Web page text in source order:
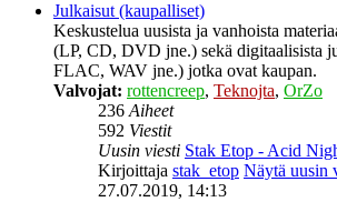
Julkaisut (kaupalliset)
Keskustelua uusista ja vanhoista
(LP, CD, DVD jne.) sekä digitaalisista
FLAC, WAV jne.) jotka ovat kaupan.
Valvojat: rottencreep, Teknojta, OrZo
236Aiheet
592 Viestit
Uusin viesti Stak Etop - Acid
Kirjoittaja stak_etop Näytä uusin
27.07.2019, 14:13